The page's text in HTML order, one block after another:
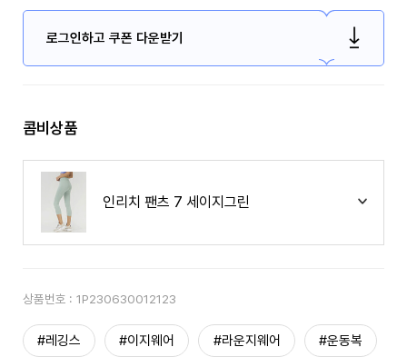
로그인하고 쿠폰 다운받기
콤비상품
인리치 팬츠 7 세이지그린
상품번호 : 1P230630012123
#레깅스 #이지웨어 #라운지웨어 #운동복